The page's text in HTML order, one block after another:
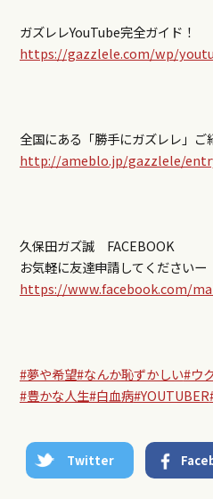
ガズレレYouTube完全ガイド！
https://gazzlele.com/wp/
全国にある「勝手にガズレレ」ご
http://ameblo.jp/gazzlele/
久保田ガズ誠 FACEBOOK
お気軽に友達申請してくださいー
https://www.facebook.com/
#夢や希望#なんか恥ずかしい#ウ
#豊かな人生#白血病#YOUTUBER
Twitter